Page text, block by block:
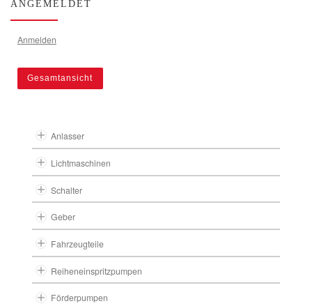
ANGEMELDET
Anmelden
Gesamtansicht
Anlasser
Lichtmaschinen
Schalter
Geber
Fahrzeugteile
Reiheneinspritzpumpen
Förderpumpen